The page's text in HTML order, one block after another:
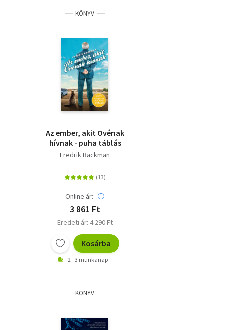
KÖNYV
Az ember, akit Ovénak
hívnak - puha táblás
Fredrik Backman
Online ár:
3 861 Ft
Eredeti ár: 4 290 Ft
Kosárba
2 - 3 munkanap
KÖNYV